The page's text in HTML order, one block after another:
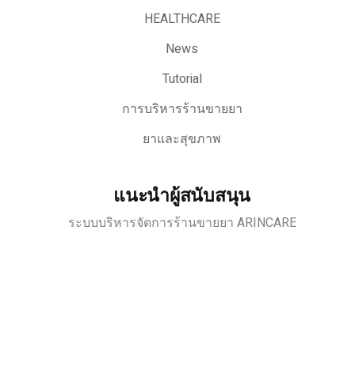
HEALTHCARE
News
Tutorial
การบริหารร้านขายยา
ยาและสุขภาพ
แนะนำผู้สนับสนุน
ระบบบริหารจัดการร้านขายยา ARINCARE